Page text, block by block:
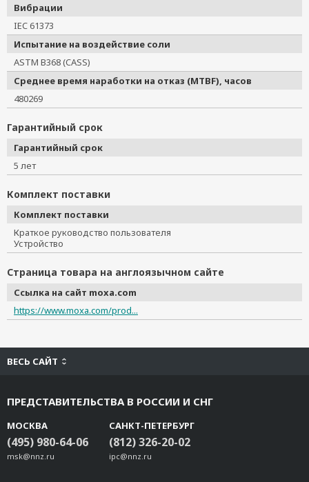
Вибрации
IEC 61373
Испытание на воздействие соли
ASTM B368 (CASS)
Среднее время наработки на отказ (MTBF), часов
480269
Гарантийный срок
Гарантийный срок
5 лет
Комплект поставки
Комплект поставки
Краткое руководство пользователя
Устройство
Страница товара на англоязычном сайте
Ссылка на сайт moxa.com
https://www.moxa.com/prod...
ВЕСЬ САЙТ
ПРЕДСТАВИТЕЛЬСТВА В РОССИИ И СНГ
МОСКВА
(495) 980-64-06
msk@nnz.ru
САНКТ-ПЕТЕРБУРГ
(812) 326-20-02
ipc@nnz.ru